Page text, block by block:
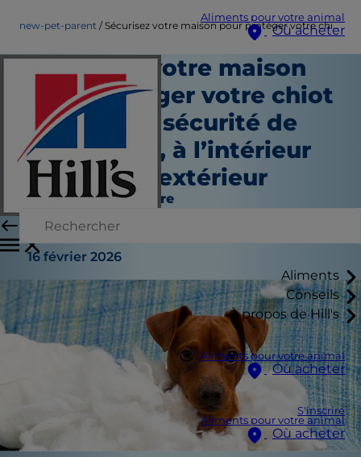
Aliments pour votre animal
Où acheter
Aliments
Conseils
À propos de Hill's
Aliments pour votre animal
Où acheter
S'inscrire
Aliments pour votre animal
Où acheter
new-pet-parent Sécurisez votre maison pour protéger votre chiot : assurer la sécurité de votre chiot, à l’intérieur comme à l’extérieur
Sécurisez votre maison
pour protéger votre chiot
: assurer la sécurité de
votre chiot, à l’intérieur
comme à l’extérieur
Nouveau propriétaire
16 février 2026